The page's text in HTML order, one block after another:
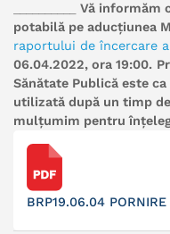
Vă informăm
potabilă pe aducțiunea
raportului de încercare
06.04.2022, ora 19:00.
Sănătate Publică este
utilizată după un timp
mulțumim pentru
BRP19.06.04